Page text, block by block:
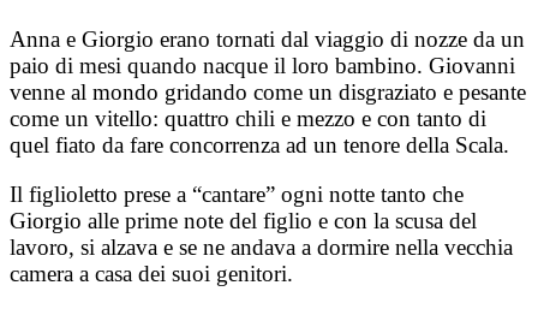
Anna e Giorgio erano tornati dal viaggio di nozze da un
paio di mesi quando nacque il loro bambino. Giovanni
venne al mondo gridando come un disgraziato e pesante
come un vitello: quattro chili e mezzo e con tanto di
quel fiato da fare concorrenza ad un tenore della Scala.
Il figlioletto prese a “cantare” ogni notte tanto che
Giorgio alle prime note del figlio e con la scusa del
lavoro, si alzava e se ne andava a dormire nella vecchia
camera a casa dei suoi genitori.